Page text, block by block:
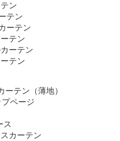
ン
テン
ーテン
テン
ーテン
テン
ーテン（薄地）
ページ
ス
カーテン